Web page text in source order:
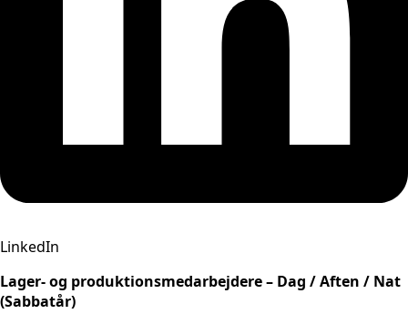
LinkedIn
Lager- og produktionsmedarbejdere – Dag / Aften / Nat
(Sabbatår)